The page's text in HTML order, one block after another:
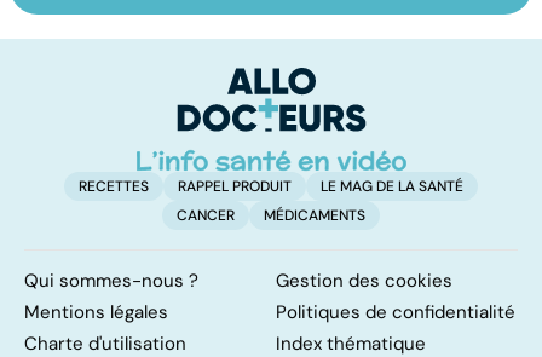
retrouver sa
les infections
RECETTES RAPPEL PRODUIT
LE MAG DE LA SANTÉ
CANCER
MÉDICAMENTS
Qui sommes-nous ?
Gestion des cookies
Mentions légales
Politiques de confidentialité
Charte d'utilisation
Index thématique